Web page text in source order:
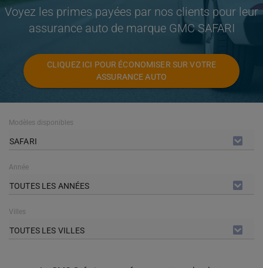
Voyez les primes payées par nos clients pour leur
assurance auto de marque GMC SAFARI
CLIQUEZ ICI POUR ÉCONOMISER SUR VOTRE
ASSURANCE AUTO
Modèles disponibles
SAFARI
Année
TOUTES LES ANNÉES
Villes
TOUTES LES VILLES